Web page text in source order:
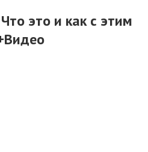
это и как с этим